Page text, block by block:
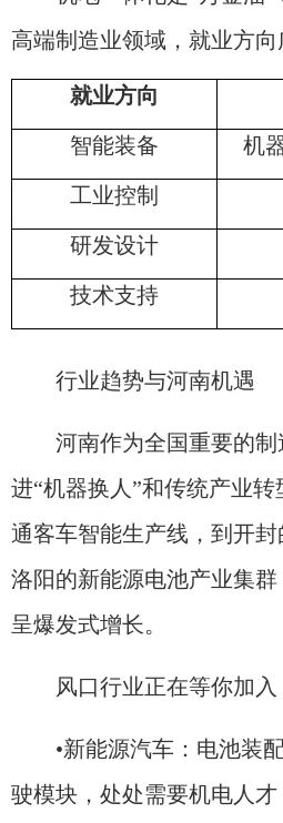
高端制造业领域，就业方向
就业方向
智能装备 机
工业控制
研发设计
技术支持
行业趋势与河南机遇
河南作为全国重要的
进“机器换人”和传统产业
通客车智能生产线，到开封
洛阳的新能源电池产业集
呈爆发式增长。
风口行业正在等你加入
•新能源汽车：电池装
驶模块，处处需要机电人才